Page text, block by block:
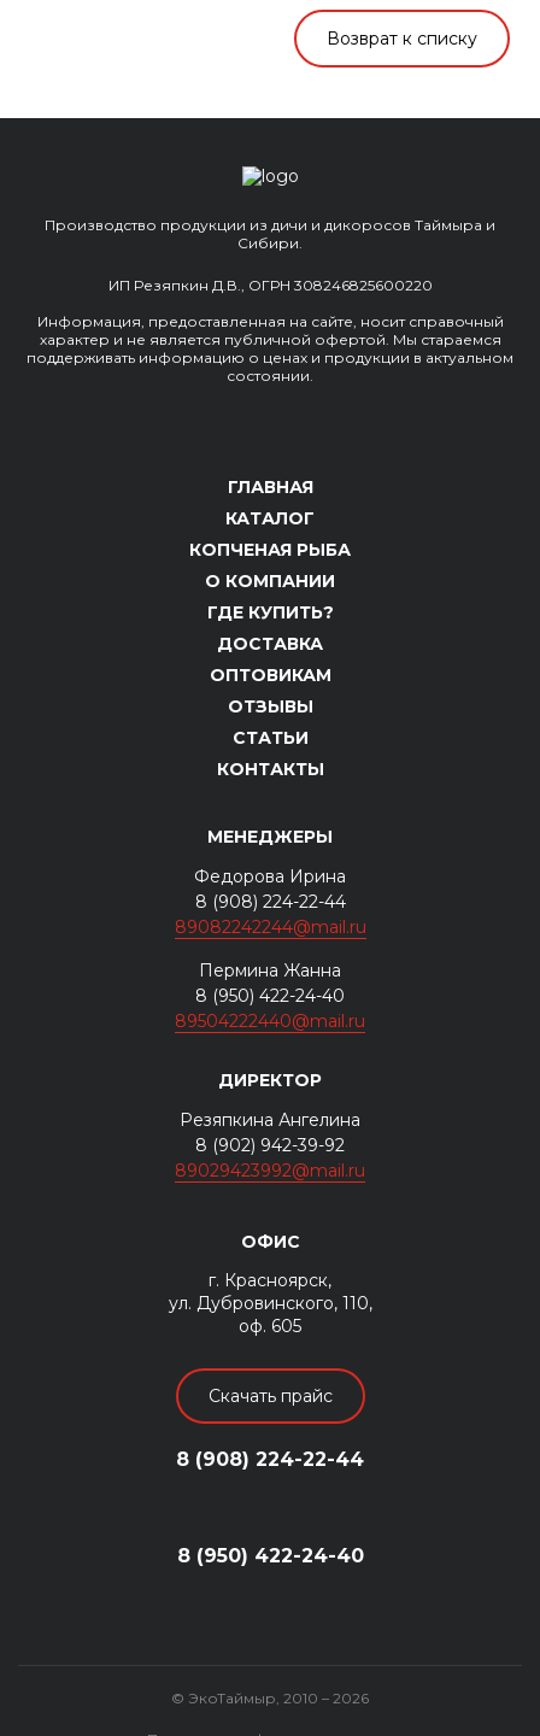
Возврат к списку
Производство продукции из дичи и дикоросов Таймыра и
Сибири.
ИП Резяпкин Д.В., ОГРН 308246825600220
Информация, предоставленная на сайте, носит справочный
характер и не является публичной офертой. Мы стараемся
поддерживать информацию о ценах и продукции в актуальном
состоянии.
ГЛАВНАЯ
КАТАЛОГ
КОПЧЕНАЯ РЫБА
О КОМПАНИИ
ГДЕ КУПИТЬ?
ДОСТАВКА
ОПТОВИКАМ
ОТЗЫВЫ
СТАТЬИ
КОНТАКТЫ
МЕНЕДЖЕРЫ
Федорова Ирина
8 (908) 224-22-44
89082242244@mail.ru
Пермина Жанна
8 (950) 422-24-40
89504222440@mail.ru
ДИРЕКТОР
Резяпкина Ангелина
8 (902) 942-39-92
89029423992@mail.ru
ОФИС
г. Красноярск,
ул. Дубровинского, 110,
оф. 605
Скачать прайс
8 (908) 224-22-44
8 (950) 422-24-40
© ЭкоТаймыр, 2010 – 2026